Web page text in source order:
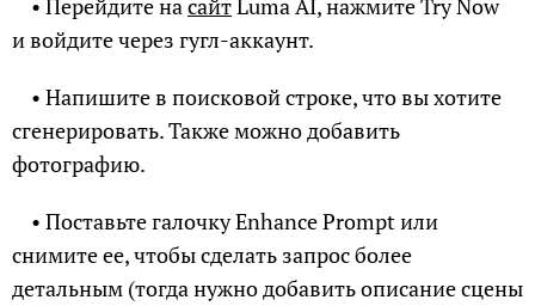
• Перейдите насайтLuma AI, нажмите Try Now
и войдите через гугл-аккаунт.
• Напишите в поисковой строке, что вы хотите
сгенерировать. Также можно добавить
фотографию.
• Поставьте галочку Enhance Prompt или
снимите ее, чтобы сделать запрос более
детальным (тогда нужно добавить описание сцены